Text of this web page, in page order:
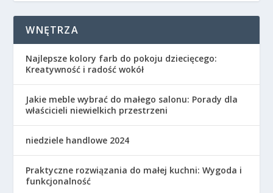
WNĘTRZA
Najlepsze kolory farb do pokoju dziecięcego:
Kreatywność i radość wokół
Jakie meble wybrać do małego salonu: Porady dla
właścicieli niewielkich przestrzeni
niedziele handlowe 2024
Praktyczne rozwiązania do małej kuchni: Wygoda i
funkcjonalność